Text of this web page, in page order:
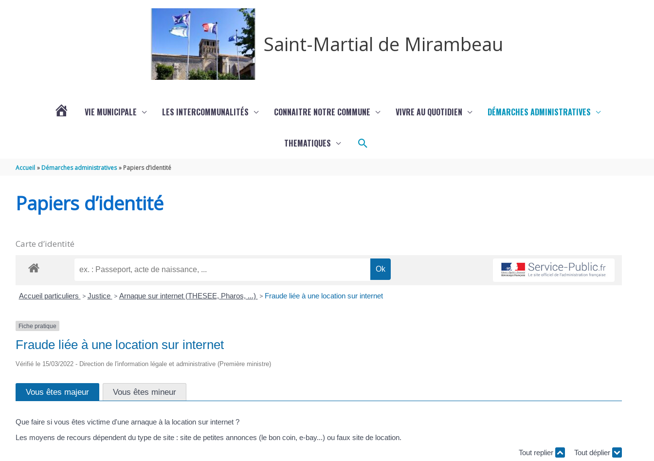
Saint-Martial de Mirambeau
VIE MUNICIPALE LES INTERCOMMUNALITÉS CONNAITRE NOTRE COMMUNE VIVRE AU QUOTIDIEN DÉMARCHES ADMINISTRATIVES
THEMATIQUES Rechercher
Accueil Démarches administratives Papiers d’identité
Papiers d’identité
Carte d’identité
Accueil particuliers > Justice > Arnaque sur internet (THESEE, Pharos, ...) > Fraude liée à une location sur internet
Fiche pratique
Fraude liée à une location sur internet
Vérifié le 15/03/2022 - Direction de l'information légale et administrative (Première ministre)
Vous êtes majeur Vous êtes mineur
Que faire si vous êtes victime d'une arnaque à la location sur internet ?
Les moyens de recours dépendent du type de site : site de petites annonces (le bon coin, e-bay...) ou faux site de location.
Tout replier
Tout déplier